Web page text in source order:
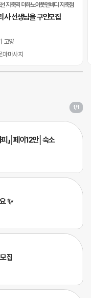
지축역 더하노이풋앤바디 지축점
사 선생님을 구인모집
고양
마마사지
1/1
」│페이12만│숙소
✨
집